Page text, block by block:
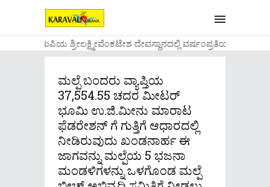
....ಉಡುಪಿಯ ಶ್ರೀಲಕ್ಷ್ಮೀವೆ೦ಕಟೇಶ ದೇವಸ್ಥಾನದಲ್ಲಿ ವರ್ಷ೦ಪ್ರತಿಯ
ಮಲ್ಪೆ ಬಂದರು ವ್ಯಾಪ್ತಿಯ
37,554.55 ಚದರ ಮೀಟರ್
ಭೂಮಿ ಉ.ಜಿ.ಮೀನು ಮಾರಾಟ
ಫೆಡರೇಶನ್ ಗೆ ಗುತ್ತಿಗೆ ಆಧಾರದಲ್ಲಿ
ನೀಡಿರುವುದು ಖಂಡನಾರ್ಹ ಈ
ಜಾಗವನ್ನು ಮಲ್ಪೆಯ 5 ಭಜನಾ
ಮಂಡಳಿಗಳನ್ನು ಒಳಗೊಂಡ ಮಲ್ಪೆ